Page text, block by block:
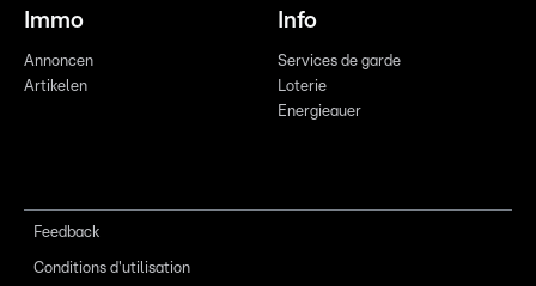
Immo
Annoncen
Artikelen
Info
Services de garde
Loterie
Energieauer
Feedback
Conditions d'utilisation